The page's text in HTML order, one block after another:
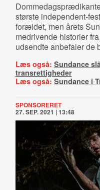
største independent-
forældet, men årets
medrivende historier
udsendte anbefaler de
Læs også: Sundance
transrettigheder
Læs også: Sundance i
SPONSORERET
27. SEP. 2021 | 13:48